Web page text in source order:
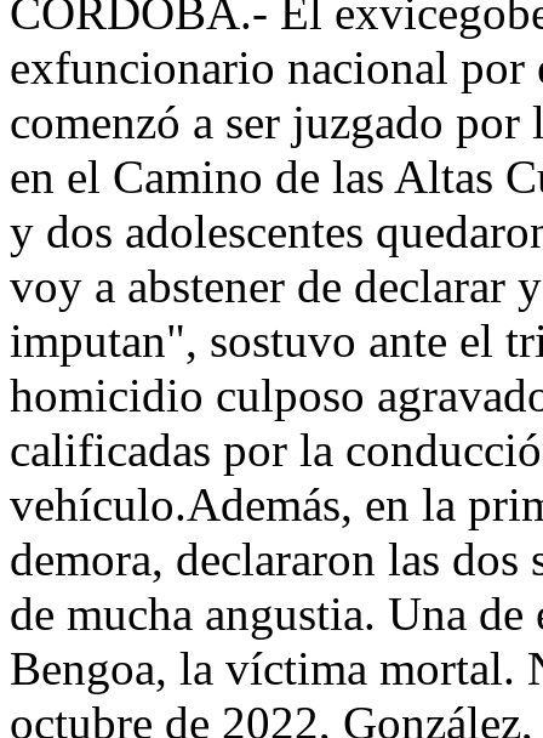
CÓRDOBA.- El
exfuncionario nacional por
comenzó a ser juzgado
en el Camino de las Altas
y dos adolescentes
voy a abstener de declarar
imputan", sostuvo ante el
homicidio culposo
calificadas por la
vehículo.Además, en la
demora, declararon las
de mucha angustia. Una
Bengoa, la víctima mortal.
octubre de 2022,